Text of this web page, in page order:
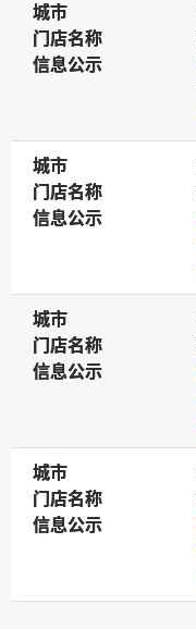
城市
城市
门店名称
门店名称
信息公示
信息公示
城市
城市
门店名称
门店名称
信息公示
信息公示
城市
城市
门店名称
门店名称
信息公示
信息公示
城市
城市
门店名称
门店名称
信息公示
信息公示